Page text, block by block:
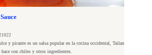
y picante es un salsa popular en la cocina occidental, Tailandia y Malasia.
con chiles y otros ingredientes.